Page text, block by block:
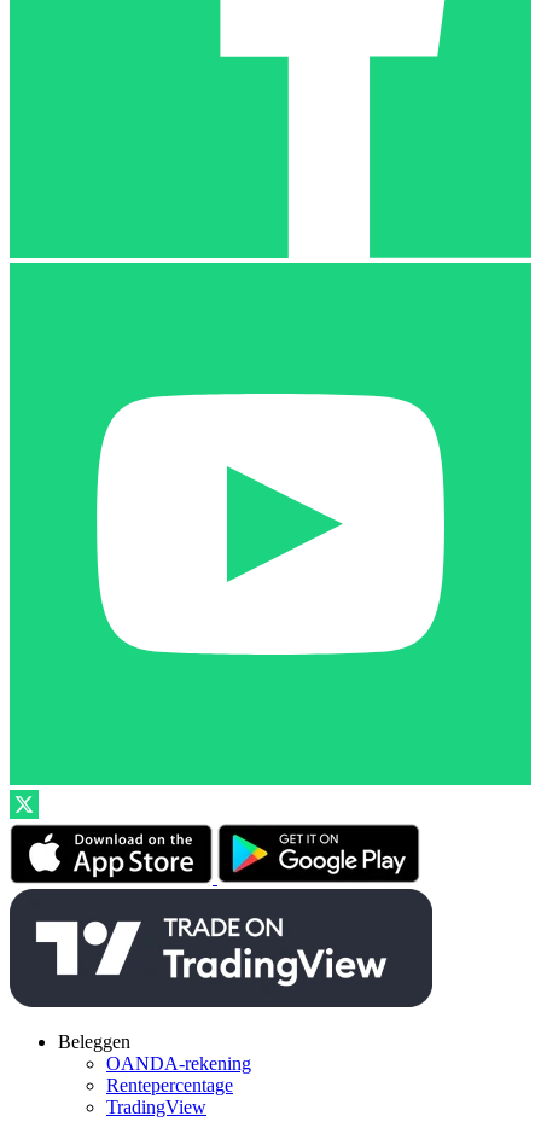
Beleggen
OANDA-rekening
Rentepercentage
TradingView